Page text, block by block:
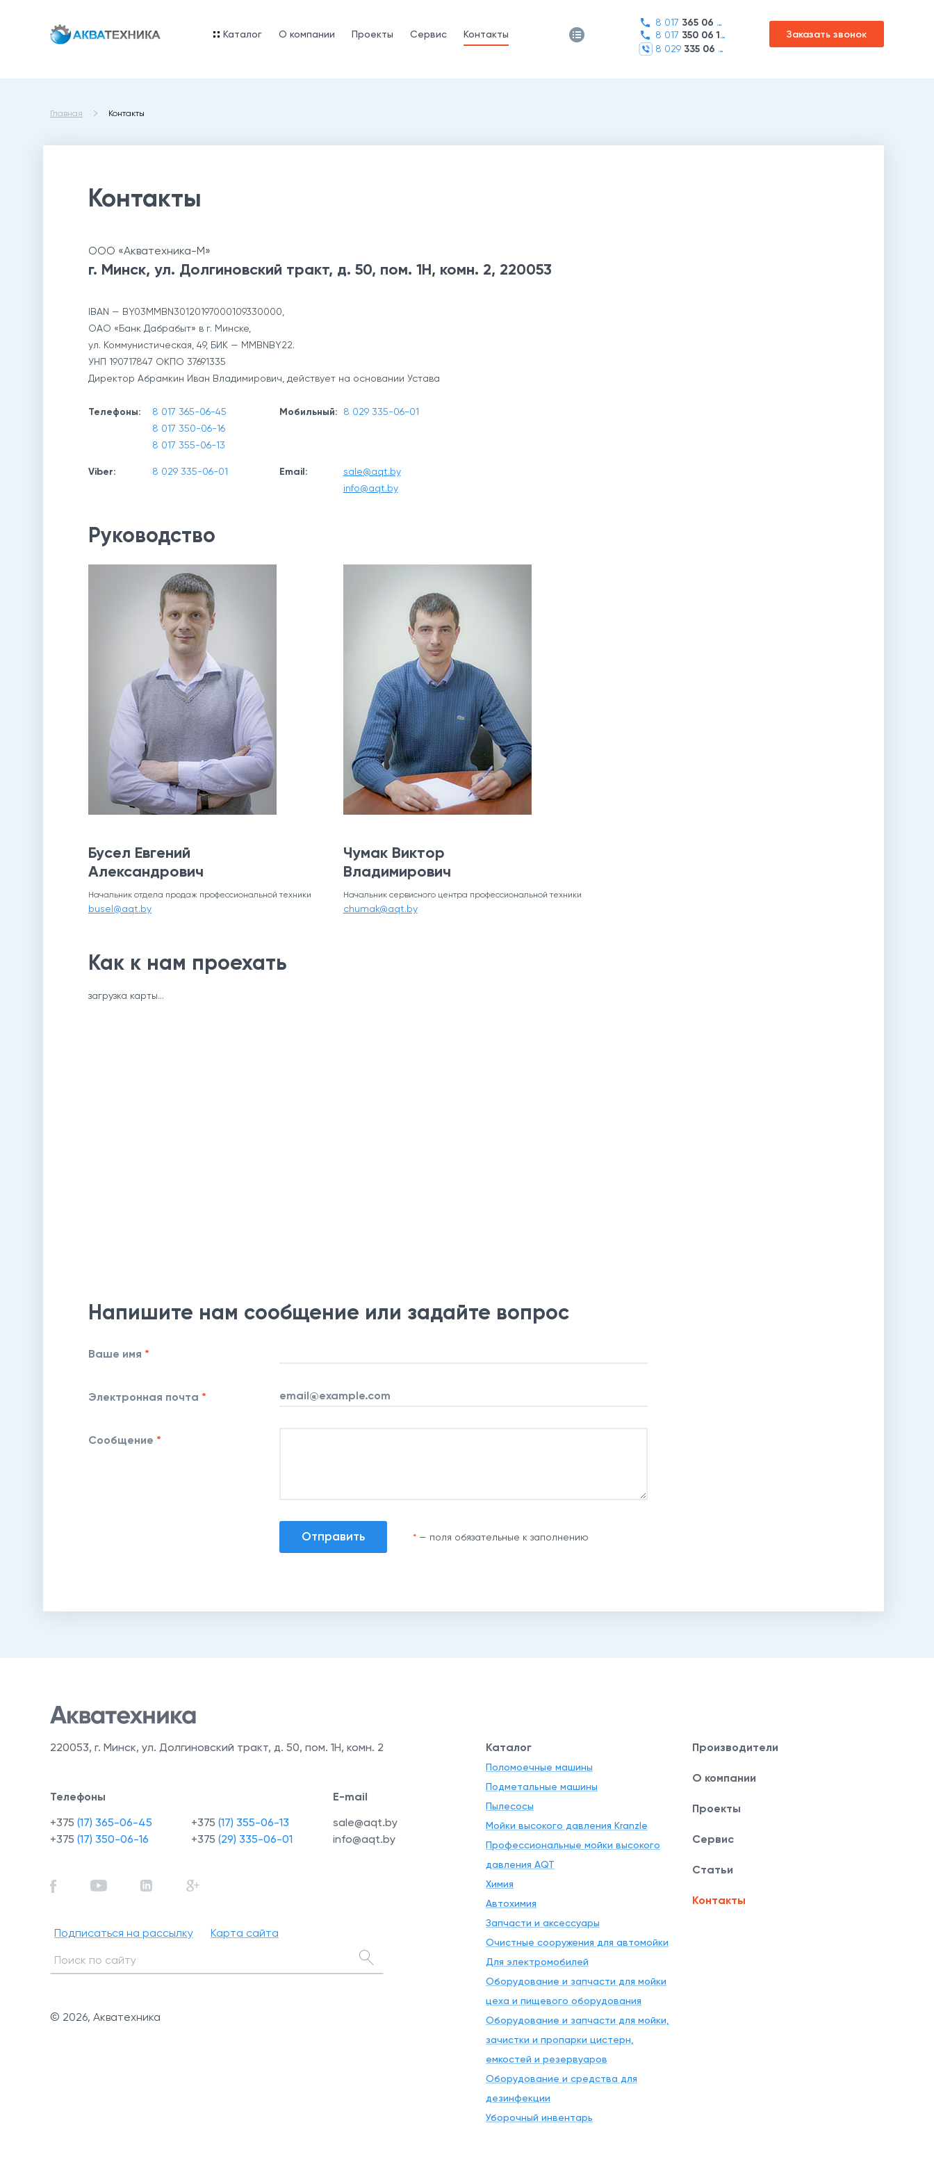
Каталог O компании Проекты Сервис Контакты
8 017 365 06 45
8 017 350 06 16
8 029 335 06 01
Заказать звонок
Главная Контакты
Контакты
ООО «Акватехника-М»
г. Минск, ул. Долгиновский тракт, д. 50, пом. 1Н, комн. 2, 220053
IBAN — BY03MMBN30120197000109330000,
ОАО «Банк Дабрабыт» в г. Минске,
ул. Коммунистическая, 49, БИК — MMBNBY22.
УНП 190717847 ОКПО 37691335
Директор Абрамкин Иван Владимирович, действует на основании Устава
Телефоны:
8 017 365-06-45
8 017 350-06-16
8 017 355-06-13
Мобильный: 8 029 335-06-01
Viber: 8 029 335-06-01 Email:
sale@aqt.by
info@aqt.by
Руководство
Бусел Евгений
Александрович
Начальник отдела продаж профессиональной техники
busel@aqt.by
Чумак Виктор
Владимирович
Начальник сервисного центра профессиональной техники
chumak@aqt.by
Как к нам проехать
загрузка карты...
Напишите нам сообщение или задайте вопрос
Ваше имя *
Электронная почта *
Сообщение *
* — поля обязательные к заполнению
220053, г. Минск, ул. Долгиновский тракт, д. 50, пом. 1Н, комн. 2
Телефоны
+375 (17) 365-06-45
+375 (17) 350-06-16
+375 (17) 355-06-13
+375 (29) 335-06-01
E-mail
sale@aqt.by
info@aqt.by
Подписаться на рассылку Карта сайта
© 2026, Акватехника
Каталог
Поломоечные машины
Подметальные машины
Пылесосы
Мойки высокого давления Kranzle
Профессиональные мойки высокого
давления AQT
Химия
Автохимия
Запчасти и аксессуары
Очистные сооружения для автомойки
Для электромобилей
Оборудование и запчасти для мойки
цеха и пищевого оборудования
Оборудование и запчасти для мойки,
зачистки и пропарки цистерн,
емкостей и резервуаров
Оборудование и средства для
дезинфекции
Уборочный инвентарь
Производители
О компании
Проекты
Сервис
Статьи
Контакты